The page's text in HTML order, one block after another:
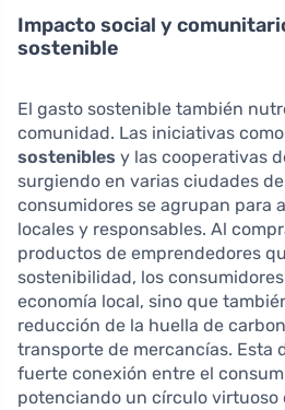
Impacto social y
sostenible
El gasto sostenible también
comunidad. Las iniciativas
sostenibles y las cooperativas
surgiendo en varias ciudades
consumidores se agrupan para
locales y responsables. Al
productos de emprendedores
sostenibilidad, los
economía local, sino que
reducción de la huella de
transporte de mercancías. Esta
fuerte conexión entre el
potenciando un círculo virtuoso